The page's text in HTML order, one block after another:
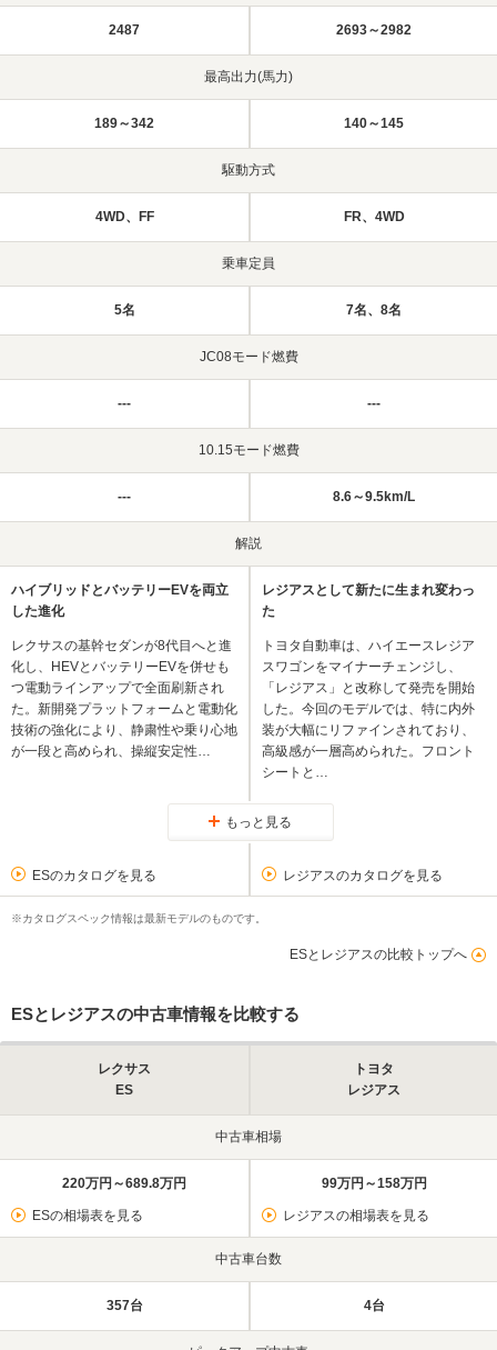
2487 2693～2982
最高出力(馬力)
189～342 140～145
駆動方式
4WD、FF FR、4WD
乗車定員
5名 7名、8名
JC08モード燃費
--- ---
10.15モード燃費
--- 8.6～9.5km/L
解説
ハイブリッドとバッテリーEVを両立
した進化
レクサスの基幹セダンが8代目へと進
化し、HEVとバッテリーEVを併せも
つ電動ラインアップで全面刷新され
た。新開発プラットフォームと電動化
技術の強化により、静粛性や乗り心地
が一段と高められ、操縦安定性…
レジアスとして新たに生まれ変わっ
た
トヨタ自動車は、ハイエースレジア
スワゴンをマイナーチェンジし、
「レジアス」と改称して発売を開始
した。今回のモデルでは、特に内外
装が大幅にリファインされており、
高級感が一層高められた。フロント
シートと…
もっと見る
ESのカタログを見る レジアスのカタログを見る
※カタログスペック情報は最新モデルのものです。
ESとレジアスの比較トップへ
ESとレジアスの中古車情報を比較する
レクサス
ES
トヨタ
レジアス
中古車相場
220万円～689.8万円
ESの相場表を見る
99万円～158万円
レジアスの相場表を見る
中古車台数
357台 4台